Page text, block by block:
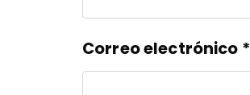
Correo electrónico *